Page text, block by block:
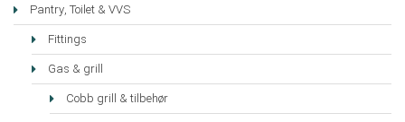
Pantry, Toilet & VVS
Fittings
Gas & grill
Cobb grill & tilbehør